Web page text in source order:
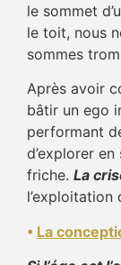
le sommet
le toit, nous
sommes
Après avoir
bâtir un ego
performant
d’explorer
friche. La
l’exploitation
• La